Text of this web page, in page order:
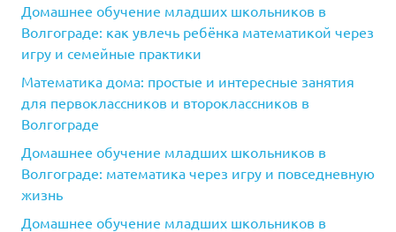
Домашнее обучение младших школьников в
Волгограде: как увлечь ребёнка математикой через
игру и семейные практики
Математика дома: простые и интересные занятия
для первоклассников и второклассников в
Волгограде
Домашнее обучение младших школьников в
Волгограде: математика через игру и повседневную
жизнь
Домашнее обучение младших школьников в